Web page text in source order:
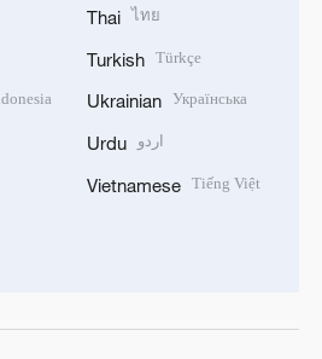
Thai ไทย
Turkish Türkçe
Ukrainian Українська
Urdu اردو
Vietnamese Tiếng Việt